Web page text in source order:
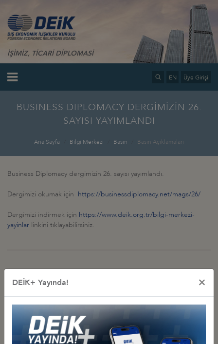
İŞİMİZ, TİCARİ DİPLOMASİ
EN Üye Girişi
BUSINESS DIPLOMACY DERGİMİZİN 26.
SAYISI YAYIMLANDI
Ana Sayfa Bilgi Merkezi Basın Basın Açıklamaları
Business Diplomacy dergimizin 26. sayısı yayımlandı.
Dergimizi okumak için https://businessdiplomacy.net/mags/26/
Dergimizi indirmek için https://www.deik.org.tr/bilgi-merkezi-
yayinlar linkini tıklayabilirsiniz.
DEİK BAŞKANI NAİL OLPAK: “EKONOMİK BAĞIMSIZLIK, MİLLİ
EGEMENLİĞİN AYRILMAZ BİR PARÇASI”
14 Temmuz 2026 Salı
DEİK+ Yayında! ×